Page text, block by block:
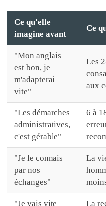
Ce qu'elle
imagine avant
Ce
"Mon anglais
est bon, je
m'adapterai
vite"
Les
aux
"Les démarches
administratives,
c'est gérable"
6 à
"Je le connais
par nos
échanges"
La
"Je vais vite La